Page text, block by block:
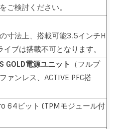
ご検討ください。
寸法上、搭載可能3.5インチH
ブは搭載不可となります。
GOLD電源ユニット （フルプ
ァンレス、ACTIVE PFC搭
64ビット (TPMモジュール付